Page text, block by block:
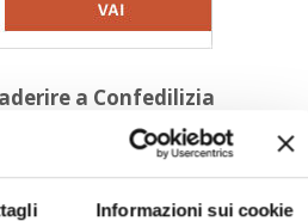
Informazioni sui cookie
aderire a Confedilizia